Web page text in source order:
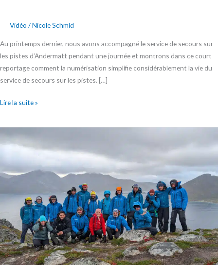
Vidéo /Nicole Schmid
Au printemps dernier, nous avons accompagné le service de secours sur
les pistes d’Andermatt pendant une journée et montrons dans ce court
reportage comment la numérisation simplifie considérablement la vie du
service de secours sur les pistes. […]
Lire la suite »
ISSW
2024